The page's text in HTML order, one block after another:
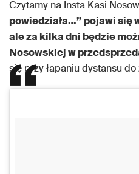
Czytamy na Insta Kasi
powiedziała…” pojawi się
ale za kilka dni będzie
Nosowskiej w
się przy łapaniu dystansu do